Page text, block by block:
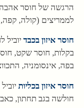
הרגשה של חוסר אהבה,
לממריצים (קולה,
חוסר איזון בכבד יוביל
בקלות, חוסר שקט,
בפה, אינסומניה,
חוסר איזון בכליות
חולשה בגב תחתון,